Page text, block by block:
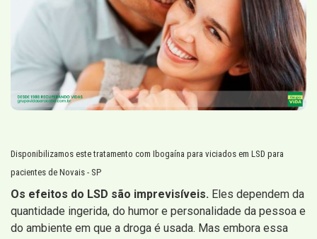
Disponibilizamos este tratamento com Ibogaína para viciados em LSD para
pacientes de Novais - SP
Os efeitos do LSD são imprevisíveis. Eles dependem da
quantidade ingerida, do humor e personalidade da pessoa e
do ambiente em que a droga é usada. Mas embora essa